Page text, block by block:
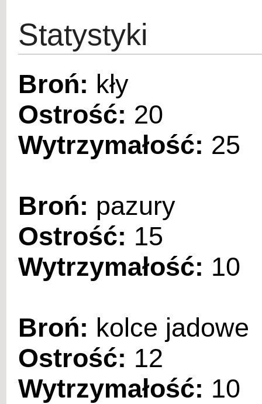
Statystyki
Broń: kły
Ostrość: 20
Wytrzymałość: 25
Broń: pazury
Ostrość: 15
Wytrzymałość: 10
Broń: kolce jadowe
Ostrość: 12
Wytrzymałość: 10